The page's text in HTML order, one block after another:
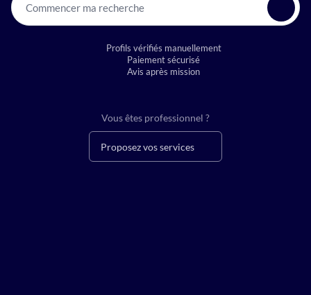
Commencer ma recherche
Profils vérifiés manuellement
Paiement sécurisé
Avis après mission
Vous êtes professionnel ?
Proposez vos services